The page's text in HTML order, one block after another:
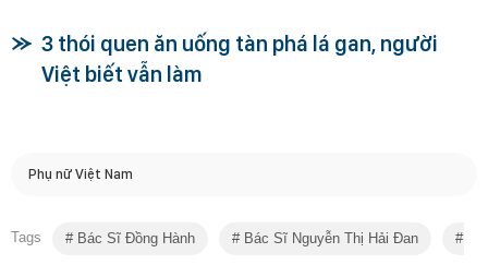
3 thói quen ăn uống tàn phá lá gan, người
Việt biết vẫn làm
Phụ nữ Việt Nam
Tags Bác Sĩ Đồng Hành Bác Sĩ Nguyễn Thị Hải Đan Mỡ